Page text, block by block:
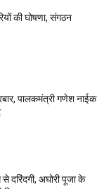
की घोषणा, संगठन
पालकमंत्री गणेश नाईक
से दरिंदगी, अघोरी पूजा के